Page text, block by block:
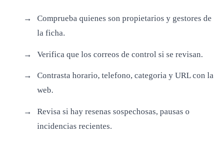
Comprueba quienes son propietarios y gestores de
la ficha.
Verifica que los correos de control si se revisan.
Contrasta horario, telefono, categoria y URL con la
web.
Revisa si hay resenas sospechosas, pausas o
incidencias recientes.